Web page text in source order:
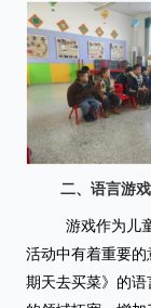
二、语言游
游戏作为儿
活动中有着重要的
期天去买菜》的